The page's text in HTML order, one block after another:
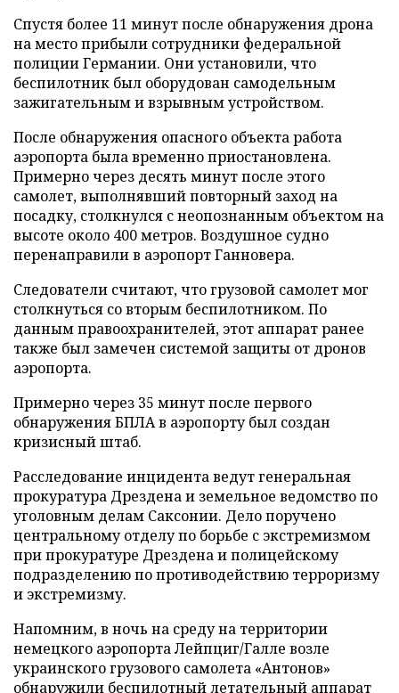
Спустя более 11 минут после обнаружения дрона
на место прибыли сотрудники федеральной
полиции Германии. Они установили, что
беспилотник был оборудован самодельным
зажигательным и взрывным устройством.
После обнаружения опасного объекта работа
аэропорта была временно приостановлена.
Примерно через десять минут после этого
самолет, выполнявший повторный заход на
посадку, столкнулся с неопознанным объектом на
высоте около 400 метров. Воздушное судно
перенаправили в аэропорт Ганновера.
Следователи считают, что грузовой самолет мог
столкнуться со вторым беспилотником. По
данным правоохранителей, этот аппарат ранее
также был замечен системой защиты от дронов
аэропорта.
Примерно через 35 минут после первого
обнаружения БПЛА в аэропорту был создан
кризисный штаб.
Расследование инцидента ведут генеральная
прокуратура Дрездена и земельное ведомство по
уголовным делам Саксонии. Дело поручено
центральному отделу по борьбе с экстремизмом
при прокуратуре Дрездена и полицейскому
подразделению по противодействию терроризму
и экстремизму.
Напомним, в ночь на среду на территории
немецкого аэропорта Лейпциг/Галле возле
украинского грузового самолета «Антонов»
обнаружили беспилотный летательный аппарат